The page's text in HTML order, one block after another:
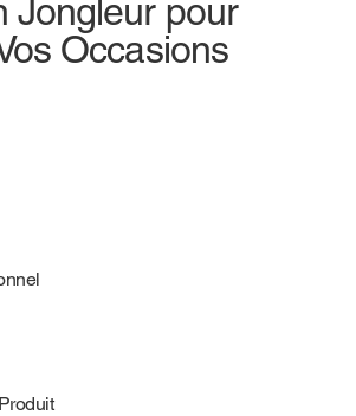
Jongleur pour
Occasions